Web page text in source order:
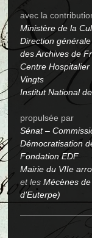
avec la
Ministère de la
Direction
des Archives de
Centre Hospitalier
Vingts
Institut National
propulsée par
Sénat –
Démocratisation
Fondation EDF
Mairie du VIIe
et lesMécènes
d’Euterpe)